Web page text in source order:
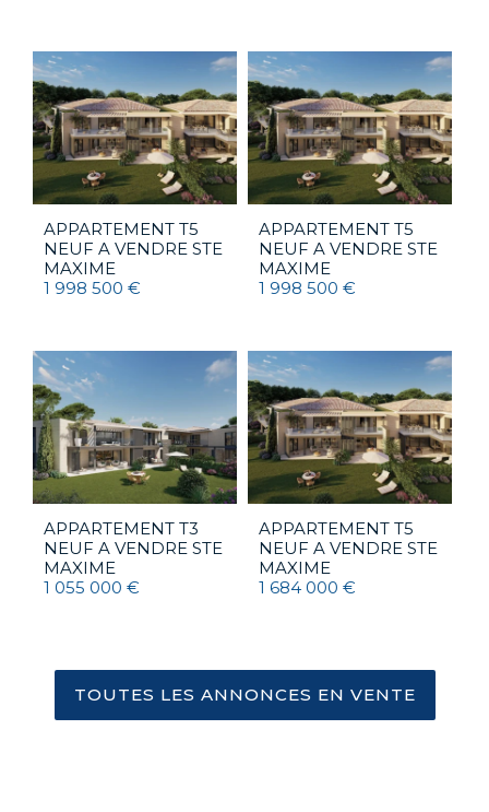
APPARTEMENT T5
NEUF A VENDRE STE
MAXIME
1 998 500 €
APPARTEMENT T5
NEUF A VENDRE STE
MAXIME
1 998 500 €
APPARTEMENT T3
NEUF A VENDRE STE
MAXIME
1 055 000 €
APPARTEMENT T5
NEUF A VENDRE STE
MAXIME
1 684 000 €
TOUTES LES ANNONCES EN VENTE